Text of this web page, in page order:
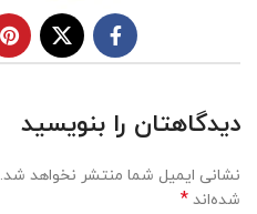
دیدگاهتان را بنویسید
نشانی ایمیل شما منتشر نخواهد شد.
شده‌اند *